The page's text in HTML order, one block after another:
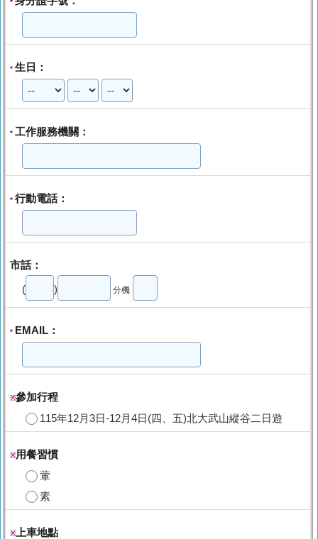
*
* 生日：
* 工作服務機關：
* 行動電話：
市話：
( ) 分機
* EMAIL：
※參加行程
115年12月3日-12月4日(四、五)北大武山縱谷二日遊
※用餐習慣
葷
素
※上車地點